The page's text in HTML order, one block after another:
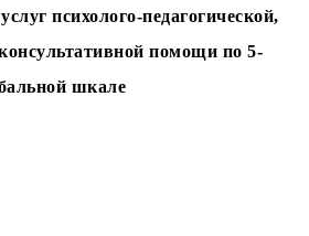
психолого-педагогической,
помощи по 5-
шкале